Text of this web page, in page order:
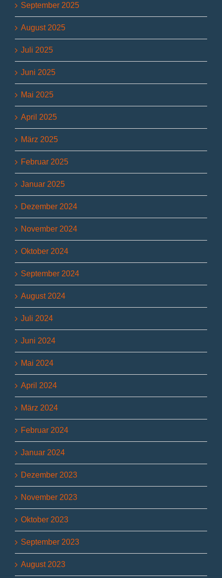
September 2025
August 2025
Juli 2025
Juni 2025
Mai 2025
April 2025
März 2025
Februar 2025
Januar 2025
Dezember 2024
November 2024
Oktober 2024
September 2024
August 2024
Juli 2024
Juni 2024
Mai 2024
April 2024
März 2024
Februar 2024
Januar 2024
Dezember 2023
November 2023
Oktober 2023
September 2023
August 2023